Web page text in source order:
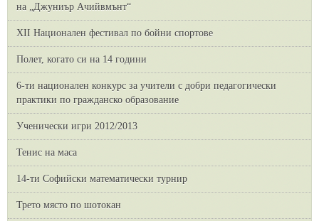
на „Джуниър Ачийвмънт“
XII Национален фестивал по бойни спортове
Полет, когато си на 14 години
6-ти национален конкурс за учители с добри педагогически
практики по гражданско образование
Ученически игри 2012/2013
Тенис на маса
14-ти Софийски математически турнир
Трето място по шотокан